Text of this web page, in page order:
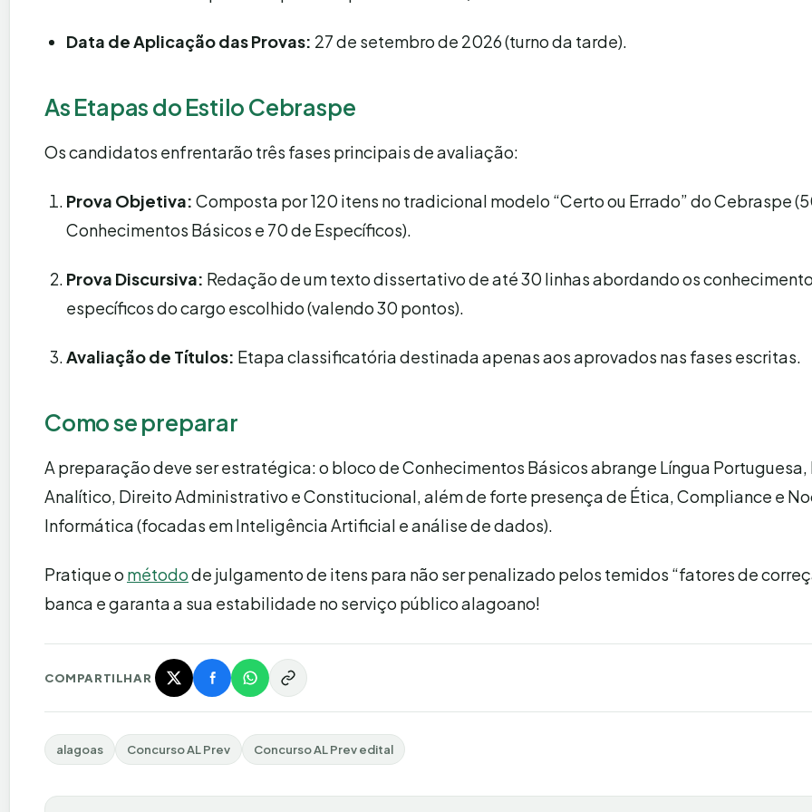
Data de Aplicação das Provas: 27 de setembro de 2026 (turno da tarde).
As Etapas do Estilo Cebraspe
Os candidatos enfrentarão três fases principais de avaliação:
Prova Objetiva: Composta por 120 itens no tradicional modelo “Certo ou Errado” do Cebraspe
Conhecimentos Básicos e 70 de Específicos).
Prova Discursiva: Redação de um texto dissertativo de até 30 linhas abordando os
específicos do cargo escolhido (valendo 30 pontos).
Avaliação de Títulos: Etapa classificatória destinada apenas aos aprovados nas fases escritas.
Como se preparar
A preparação deve ser estratégica: o bloco de Conhecimentos Básicos abrange Língua Portuguesa,
Analítico, Direito Administrativo e Constitucional, além de forte presença de Ética, Compliance e
Informática (focadas em Inteligência Artificial e análise de dados).
Pratique o métodode julgamento de itens para não ser penalizado pelos temidos “fatores de
banca e garanta a sua estabilidade no serviço público alagoano!
COMPARTILHAR
alagoas Concurso AL Prev Concurso AL Prev edital